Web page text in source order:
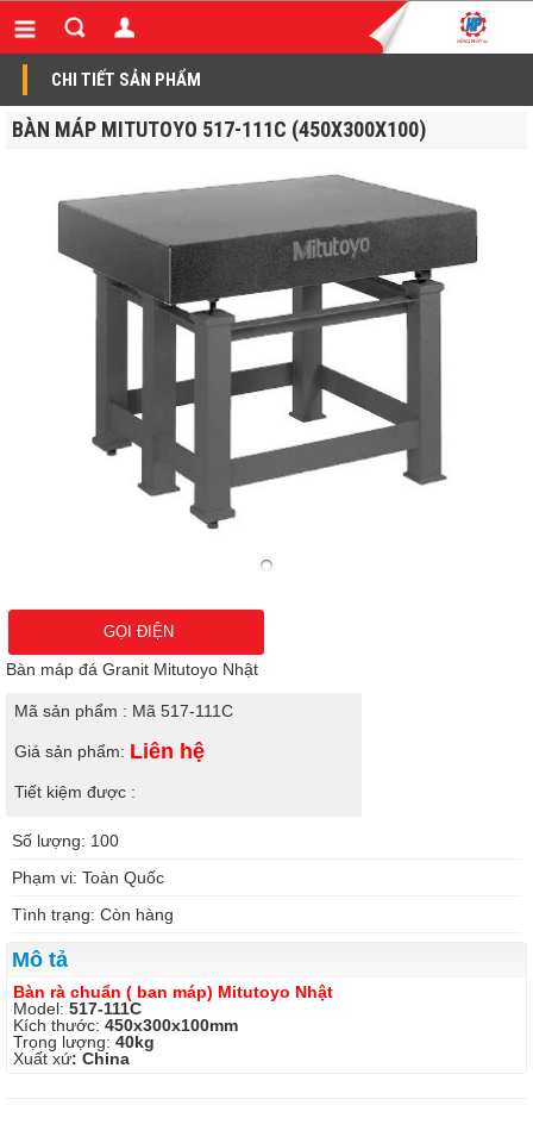
CHI TIẾT SẢN PHẨM
BÀN MÁP MITUTOYO 517-111C (450X300X100)
GỌI ĐIỆN
Bàn máp đá Granit Mitutoyo Nhật
Mã sản phẩm : Mã 517-111C
Giá sản phẩm: Liên hệ
Tiết kiệm được :
Số lượng: 100
Phạm vi: Toàn Quốc
Tình trạng: Còn hàng
Mô tả
Bàn rà chuẩn ( ban máp) Mitutoyo Nhật
Model: 517-111C
Kích thước: 450x300x100mm
Trọng lượng: 40kg
Xuất xứ: China